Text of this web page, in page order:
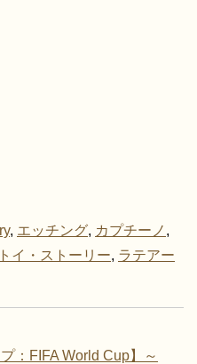
, エッチング, カプチーノ ,
トイ・ストーリー, ラテアー
：FIFA World Cup】～